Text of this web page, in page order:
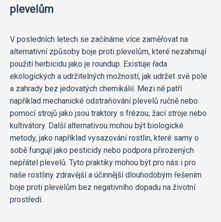
plevelům
V posledních letech se začínáme více zaměřovat na
alternativní způsoby boje proti plevelům, které nezahrnují
použití herbicidu jako je roundup. Existuje řada
ekologických a udržitelných možností, jak udržet své pole
a zahrady bez jedovatých chemikálií. Mezi ně patří
například mechanické odstraňování plevelů ručně nebo
pomocí strojů jako jsou traktory s frézou, žací stroje nebo
kultivátory. Další alternativou mohou být biologické
metody, jako například vysazování rostlin, které samy o
sobě fungují jako pesticidy nebo podpora přirozených
nepřátel plevelů. Tyto praktiky mohou být pro nás i pro
naše rostliny zdravější a účinnější dlouhodobým řešením
boje proti plevelům bez negativního dopadu na životní
prostředí.